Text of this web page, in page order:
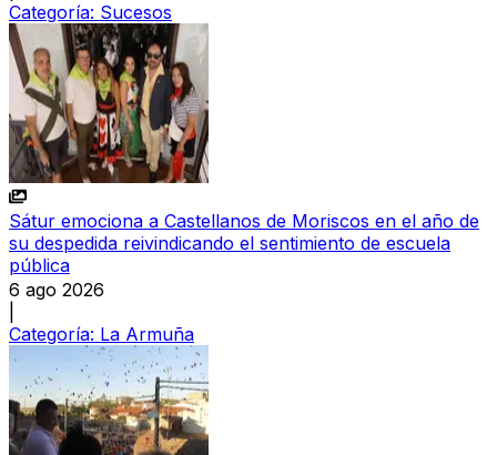
Categoría: Sucesos
Sátur emociona a Castellanos de Moriscos en el año de
su despedida reivindicando el sentimiento de escuela
pública
6 ago 2026
Categoría: La Armuña